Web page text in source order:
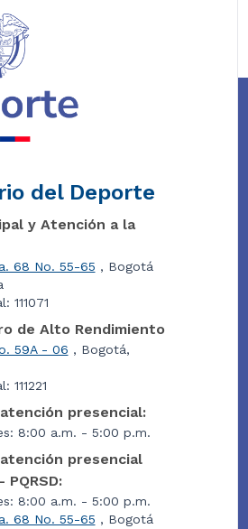
del Deporte
y Atención a la
68 No. 55-65 , Bogotá
111071
de Alto Rendimiento
59A - 06 , Bogotá,
111221
presencial:
8:00 a.m. - 5:00 p.m.
presencial
8:00 a.m. - 5:00 p.m.
68 No. 55-65 , Bogotá